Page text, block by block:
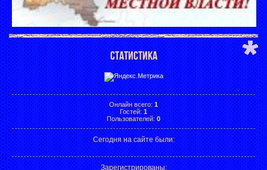
СТАТИСТИКА
Онлайн всего: 1
Гостей: 1
Пользователей: 0
Сегодня на сайте были:
Зарегистрированы: